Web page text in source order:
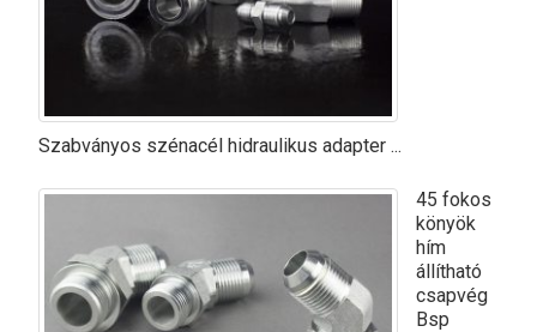
Szabványos szénacél hidraulikus adapter ...
45 fokos
könyök
hím
állítható
csapvég
Bsp